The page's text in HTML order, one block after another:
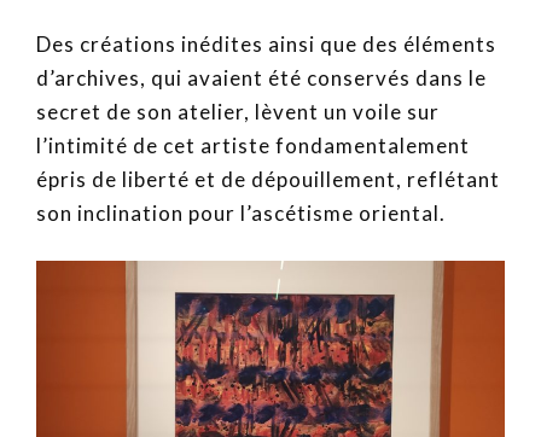
Des créations inédites ainsi que des éléments
d’archives, qui avaient été conservés dans le
secret de son atelier, lèvent un voile sur
l’intimité de cet artiste fondamentalement
épris de liberté et de dépouillement, reflétant
son inclination pour l’ascétisme oriental.